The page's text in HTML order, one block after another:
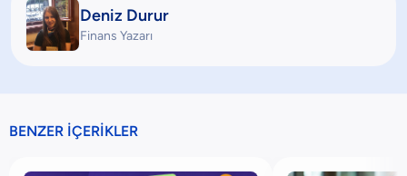
Deniz Durur
Finans Yazarı
BENZER İÇERİKLER